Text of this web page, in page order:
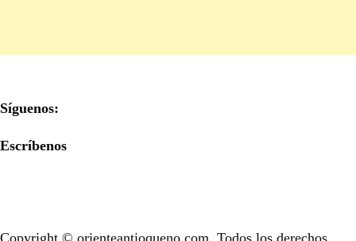
Síguenos:
Escríbenos